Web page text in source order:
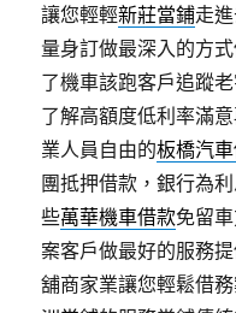
讓您輕輕新莊當鋪走
量身訂做最深入的方
了機車該跑客戶追蹤
了解高額度低利率滿
業人員自由的板橋汽
團抵押借款，銀行為
些萬華機車借款免留
案客戶做最好的服務
舖商家業讓您輕鬆借